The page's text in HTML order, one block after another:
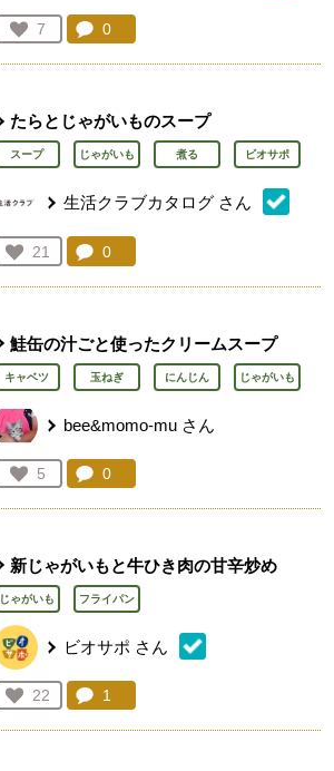
お気に入り登録：
7
人が登録
コメント：
0
たらとじゃがいものスープ
スープ じゃがいも 煮る ビオサポ
生活クラブカタログ さん
お気に入り登録：
21
人が登録
コメント：
0
鮭缶の汁ごと使ったクリームスープ
キャベツ 玉ねぎ にんじん じゃがいも
bee&momo-mu さん
お気に入り登録：
5
人が登録
コメント：
0
新じゃがいもと牛ひき肉の甘辛炒め
じゃがいも フライパン
ビオサポ さん
お気に入り登録：
22
人が登録
コメント：
1